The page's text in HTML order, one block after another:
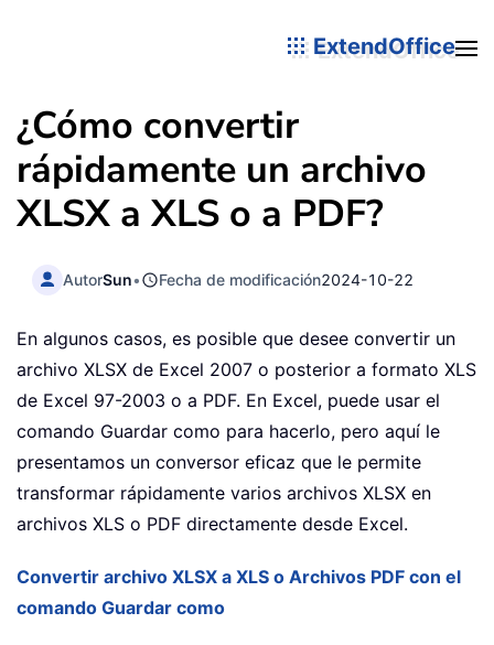
ExtendOffice
¿Cómo convertir
rápidamente un archivo
XLSX a XLS o a PDF?
AutorSun• Fecha de modificación2024-10-22
En algunos casos, es posible que desee convertir un
archivo XLSX de Excel 2007 o posterior a formato XLS
de Excel 97-2003 o a PDF. En Excel, puede usar el
comando Guardar como para hacerlo, pero aquí le
presentamos un conversor eficaz que le permite
transformar rápidamente varios archivos XLSX en
archivos XLS o PDF directamente desde Excel.
Convertir archivo XLSX a XLS o Archivos PDF con el
comando Guardar como